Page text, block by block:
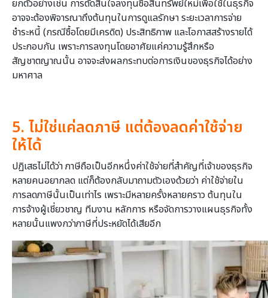
ยกตัวอย่างเช่น การตัดสินใจลงทุนซื้อสินทรัพย์ใหม่เพื่อใช้ในธุรกิจ
อาจจะต้องพิจารณาถึงต้นทุนในการดูแลรักษา ระยะเวลาการจ่าย
ชำระหนี้ (กรณีซื้อโดยมีเครดิต) ประสิทธิภาพ และโอกาสสร้างรายได้
ประกอบกัน เพราะการลงทุนโดยอาศัยแค่ความรู้สึกหรือ
สัญชาตญาณนั้น อาจจะส่งผลกระทบต่อการเงินของธุรกิจได้อย่าง
มหาศาล
5. ไม่ใช่แค่ลดภาษี แต่ต้องลดค่าใช้จ่าย
ให้ได้
ปฏิเสธไม่ได้ว่า ภาษีถือเป็นอีกหนึ่งค่าใช้จ่ายที่สำคัญที่เจ้าของธุรกิจ
หลายคนอยากลด แต่ก็ต้องกลับมาถามตัวเองด้วยว่า ค่าใช้จ่ายใน
การลดภาษีนั้นเป็นเท่าไร เพราะมีหลายครั้งหลายคราว ต้นทุนใน
การจ้างผู้เชี่ยวชาญ ทีมงาน หลักการ หรือจัดการวางแผนธุรกิจทั้ง
หลายนั้นแพงกว่าภาษีที่ประหยัดได้เสียอีก